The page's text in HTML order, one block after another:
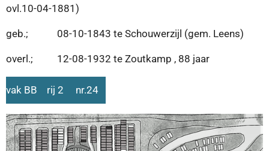
ovl.10-04-1881)
geb.; 08-10-1843 te Schouwerzijl (gem. Leens)
overl.; 12-08-1932 te Zoutkamp , 88 jaar
vak BB rij 2 nr.24